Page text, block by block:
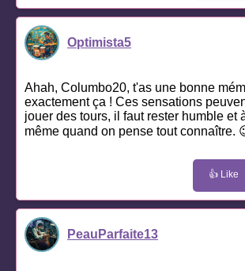
Optimista5
Ahah, Columbo20, t'as une bonne
exactement ça ! Ces sensations
jouer des tours, il faut rester humble et
même quand on pense tout connaître.
👍 Like
PeauParfaite13